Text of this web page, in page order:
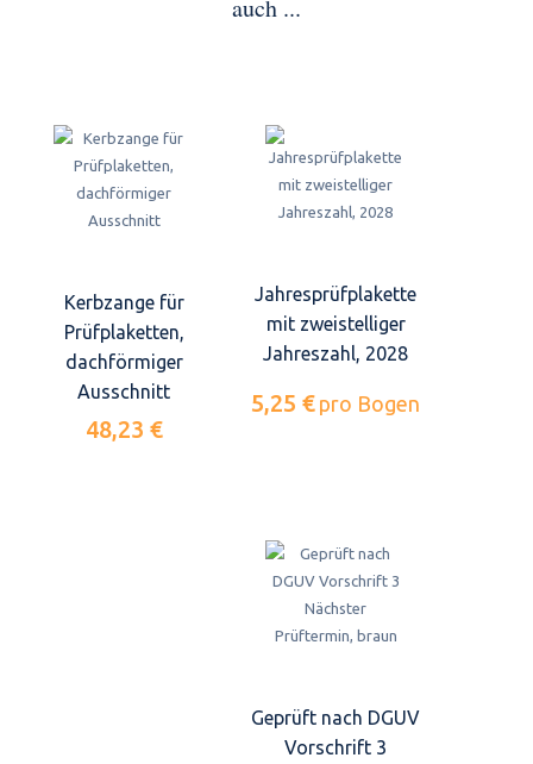
auch ...
Kerbzange für
Prüfplaketten,
dachförmiger
Ausschnitt
48,23 €
Jahresprüfplakette
mit zweistelliger
Jahreszahl, 2028
5,25 € pro Bogen
Geprüft nach DGUV
Vorschrift 3